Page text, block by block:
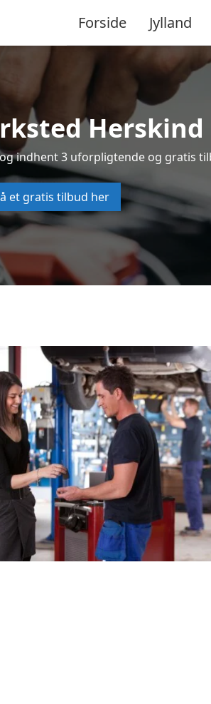
Forside Jylland
Herskind
indhent 3 uforpligtende og gratis
et gratis tilbud her